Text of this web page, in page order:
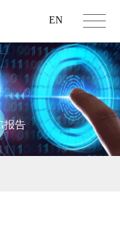
EN
报告